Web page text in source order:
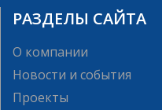
РАЗДЕЛЫ САЙТА
О компании
Новости и события
Проекты